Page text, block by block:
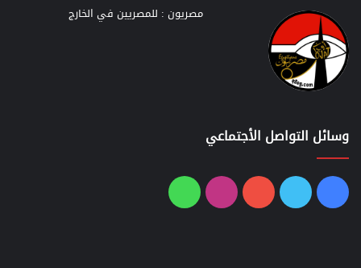
مصريون : للمصريين في الخارج
وسائل التواصل الأجتماعي
فيسبوك
تويتر يوتيوبانستقرامواتساب